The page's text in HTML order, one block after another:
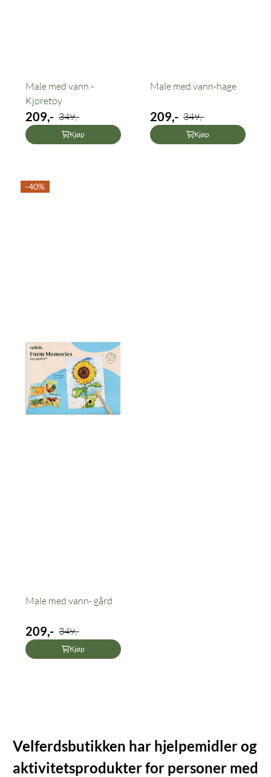
Male med vann -
Kjøretøy
209,- 349,-
Kjøp
Male med vann-hage
209,- 349,-
Kjøp
-40%
Male med vann- gård
209,- 349,-
Kjøp
Velferdsbutikken har hjelpemidler og
aktivitetsprodukter for personer med